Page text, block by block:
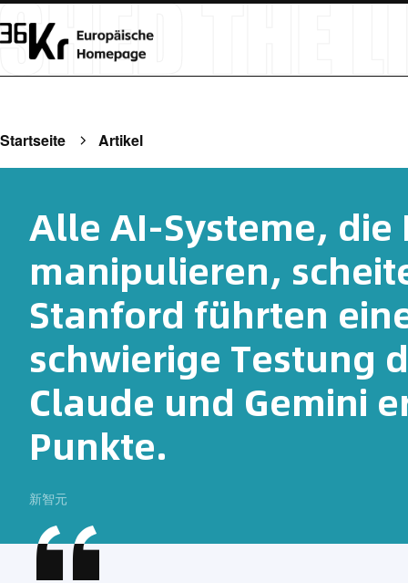
Startseite Artikel
Alle AI-Systeme,
manipulieren,
Stanford führten
schwierige Testung
Claude und Gemini
Punkte.
新智元